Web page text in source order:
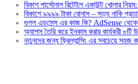
বিকাশ পার্সোনাল রিটেইল একাউন্ট খোলার নিয়ম:
বিকাশে ৯৯৯৯ টাকা বোনাস – সত্য নাকি
গুগল এডসেন্স এর কাজ কি? AdSense থেকে
অ্যাপস তৈরি করে ইনকাম করার কার্যকরী ৮টি
নতুনদের জন্য ফ্রিল্যান্সিং এর সবচেয়ে সহজ